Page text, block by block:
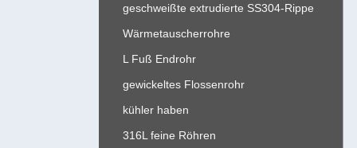
geschweißte extrudierte SS304-Rippe
Wärmetauscherrohre
L Fuß Endrohr
gewickeltes Flossenrohr
kühler haben
316L feine Röhren